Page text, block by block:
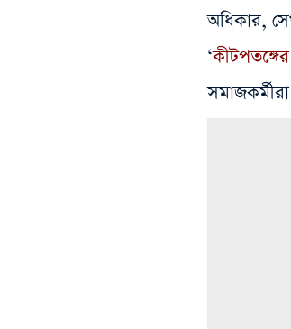
অধিকার,
‘
সমাজকর্মীরা।